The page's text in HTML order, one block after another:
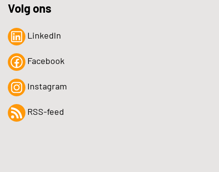
Volg ons
LinkedIn
Facebook
Instagram
RSS-feed